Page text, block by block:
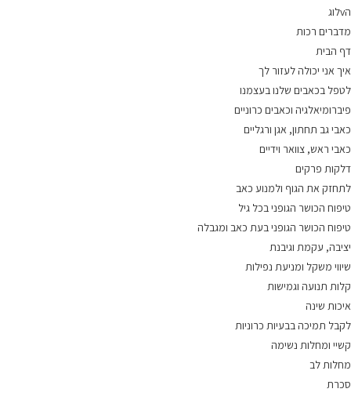
הvלוג
מדברים רכות
דף הבית
איך אני יכולה לעזור לך
לטפל בכאבים שלנו בעצמנו
פיברומיאלגיה וכאבים כרוניים
כאבי גב תחתון, אגן ורגליים
כאבי ראש, צוואר וידיים
דלקות פרקים
לתחזק את הגוף ולמנוע כאב
טיפוח הכושר הגופני בכל גיל
טיפוח הכושר הגופני בעת כאב ומגבלה
יציבה, עקמת וגיבנת
שיווי משקל ומניעת נפילות
קלות תנועה וגמישות
איכות שינה
לקבל תמיכה בבעיות כרוניות
קשיי ומחלות נשימה
מחלות לב
סכרת